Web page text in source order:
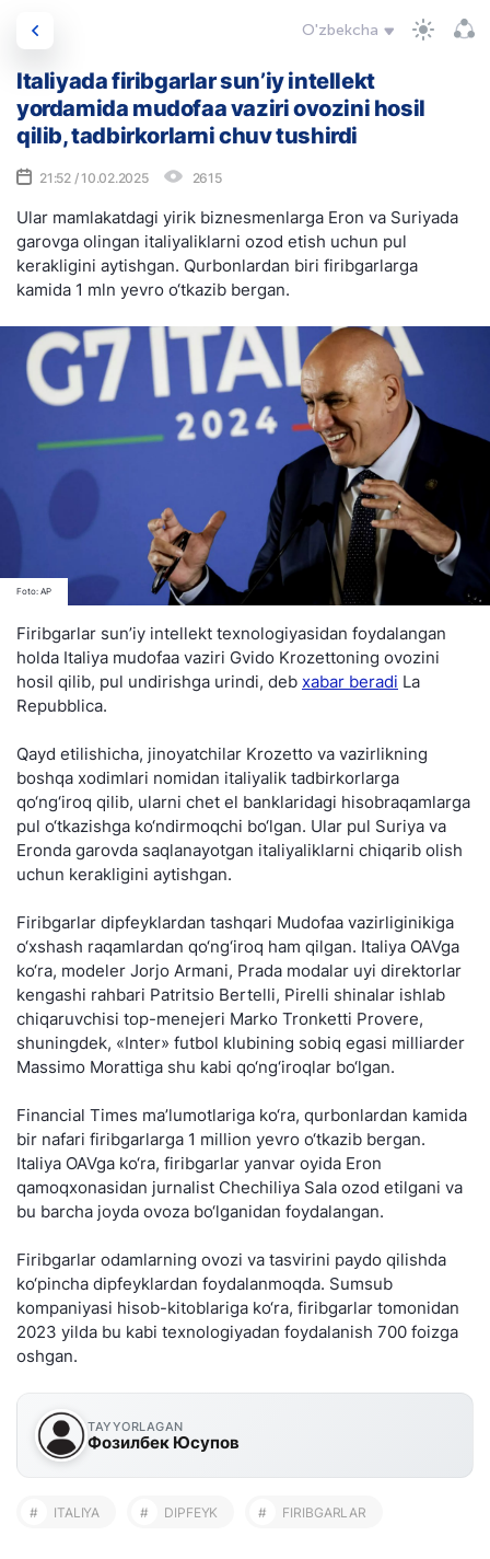
O'zbekcha
Italiyada firibgarlar sun’iy intellekt
yordamida mudofaa vaziri ovozini hosil
qilib, tadbirkorlarni chuv tushirdi
21:52 / 10.02.2025 2615
Ular mamlakatdagi yirik biznesmenlarga Eron va Suriyada
garovga olingan italiyaliklarni ozod etish uchun pul
kerakligini aytishgan. Qurbonlardan biri firibgarlarga
kamida 1 mln yevro o‘tkazib bergan.
Foto: AP
Firibgarlar sun’iy intellekt texnologiyasidan foydalangan
holda Italiya mudofaa vaziri Gvido Krozettoning ovozini
hosil qilib, pul undirishga urindi, deb xabar beradi La
Repubblica.
Qayd etilishicha, jinoyatchilar Krozetto va vazirlikning
boshqa xodimlari nomidan italiyalik tadbirkorlarga
qo‘ng‘iroq qilib, ularni chet el banklaridagi hisobraqamlarga
pul o‘tkazishga ko‘ndirmoqchi bo‘lgan. Ular pul Suriya va
Eronda garovda saqlanayotgan italiyaliklarni chiqarib olish
uchun kerakligini aytishgan.
Firibgarlar dipfeyklardan tashqari Mudofaa vazirliginikiga
o‘xshash raqamlardan qo‘ng‘iroq ham qilgan. Italiya OAVga
ko‘ra, modeler Jorjo Armani, Prada modalar uyi direktorlar
kengashi rahbari Patritsio Bertelli, Pirelli shinalar ishlab
chiqaruvchisi top-menejeri Marko Tronketti Provere,
shuningdek, «Inter» futbol klubining sobiq egasi milliarder
Massimo Morattiga shu kabi qo‘ng‘iroqlar bo‘lgan.
Financial Times ma’lumotlariga ko‘ra, qurbonlardan kamida
bir nafari firibgarlarga 1 million yevro o‘tkazib bergan.
Italiya OAVga ko‘ra, firibgarlar yanvar oyida Eron
qamoqxonasidan jurnalist Chechiliya Sala ozod etilgani va
bu barcha joyda ovoza bo‘lganidan foydalangan.
Firibgarlar odamlarning ovozi va tasvirini paydo qilishda
ko‘pincha dipfeyklardan foydalanmoqda. Sumsub
kompaniyasi hisob-kitoblariga ko‘ra, firibgarlar tomonidan
2023 yilda bu kabi texnologiyadan foydalanish 700 foizga
oshgan.
TAYYORLAGAN
Фозилбек Юсупов
# ITALIYA # DIPFEYK # FIRIBGARLAR